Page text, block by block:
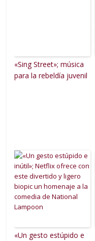
«Sing Street»; música
para la rebeldía juvenil
«Un gesto estúpido e